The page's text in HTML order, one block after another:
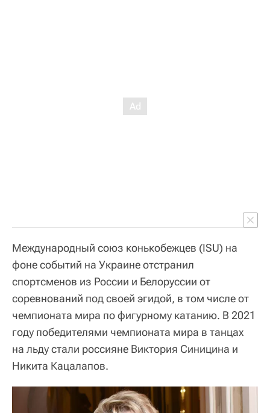
Международный союз конькобежцев (ISU) на
фоне событий на Украине отстранил
спортсменов из России и Белоруссии от
соревнований под своей эгидой, в том числе от
чемпионата мира по фигурному катанию. В 2021
году победителями чемпионата мира в танцах
на льду стали россияне Виктория Синицина и
Никита Кацалапов.